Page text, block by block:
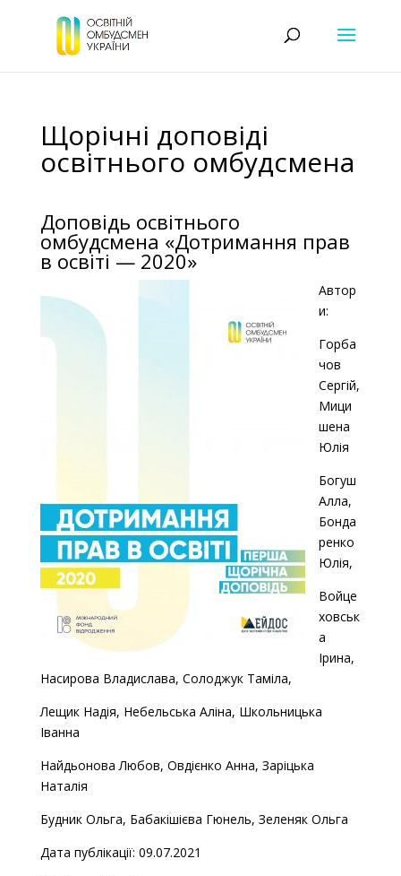
Щорічні доповіді
освітнього омбудсмена
Доповідь освітнього
омбудсмена «Дотримання прав
в освіті — 2020»
Автор
и:
Горба
чов
Сергій,
Мици
шена
Юлія
Богуш
Алла,
Бонда
ренко
Юлія,
Войце
ховськ
а
Ірина,
Насирова Владислава, Солоджук Таміла,
Лещик Надія, Небельська Аліна, Школьницька
Іванна
Найдьонова Любов, Овдієнко Анна, Заріцька
Наталія
Будник Ольга, Бабакішієва Гюнель, Зеленяк Ольга
Дата публікації: 09.07.2021